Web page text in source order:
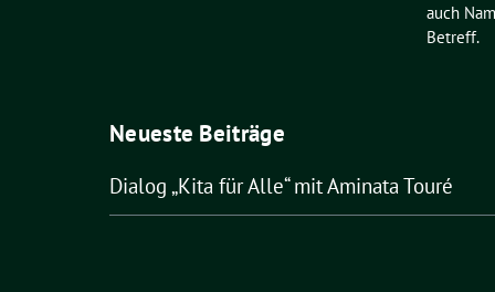
auch
Betreff.
Neueste Beiträge
Dialog „Kita für Alle“ mit Aminata Touré